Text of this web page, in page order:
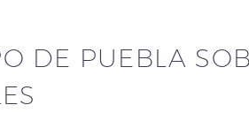
DE PUEBLA